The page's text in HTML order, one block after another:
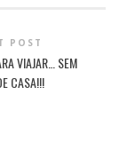
POST
VIAJAR… SEM
CASA!!!